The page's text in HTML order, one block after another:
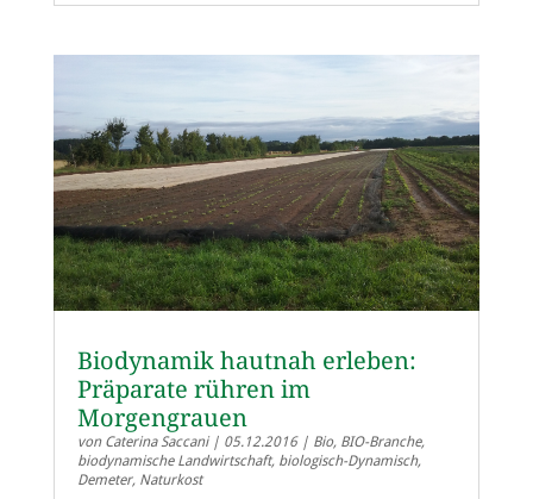
Biodynamik hautnah erleben:
Präparate rühren im
Morgengrauen
von Caterina Saccani| 05.12.2016| Bio, BIO-Branche,
biodynamische Landwirtschaft, biologisch-Dynamisch,
Demeter, Naturkost